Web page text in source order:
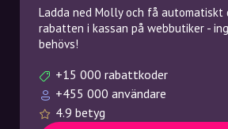
Ladda ned Molly och få automatiskt
rabatten i kassan på webbutiker -
behövs!
+15 000 rabattkoder
+455 000 användare
4.9 betyg